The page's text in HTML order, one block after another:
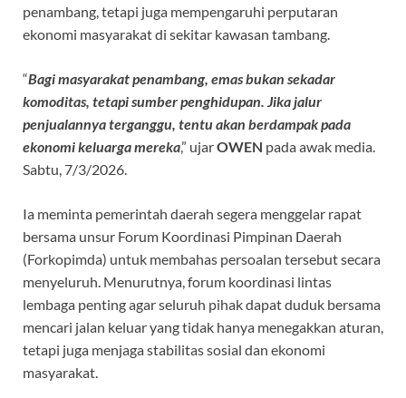
penambang, tetapi juga mempengaruhi perputaran
ekonomi masyarakat di sekitar kawasan tambang.
“Bagi masyarakat penambang, emas bukan sekadar
komoditas, tetapi sumber penghidupan. Jika jalur
penjualannya terganggu, tentu akan berdampak pada
ekonomi keluarga mereka,” ujarOWEN pada awak media.
Sabtu, 7/3/2026.
Ia meminta pemerintah daerah segera menggelar rapat
bersama unsur Forum Koordinasi Pimpinan Daerah
(Forkopimda) untuk membahas persoalan tersebut secara
menyeluruh. Menurutnya, forum koordinasi lintas
lembaga penting agar seluruh pihak dapat duduk bersama
mencari jalan keluar yang tidak hanya menegakkan aturan,
tetapi juga menjaga stabilitas sosial dan ekonomi
masyarakat.